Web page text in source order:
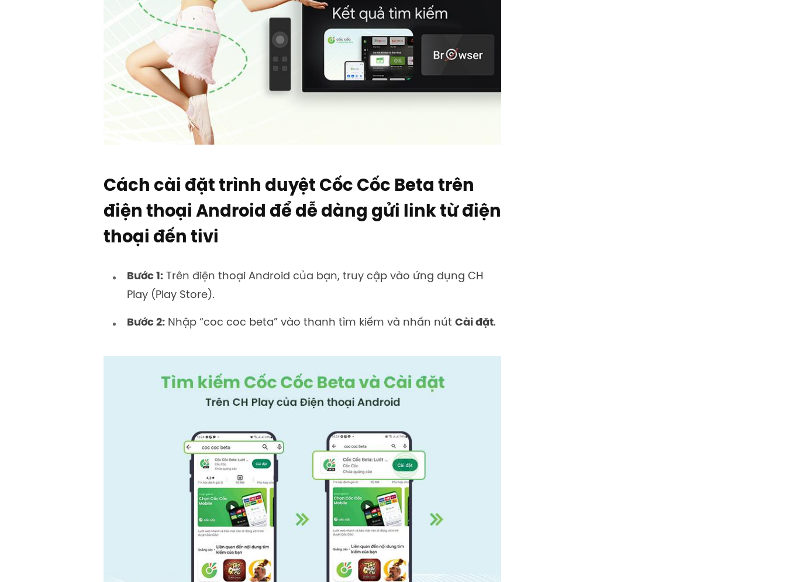
Cách cài đặt trình duyệt Cốc Cốc Beta trên
điện thoại Android để dễ dàng gửi link từđiện
thoại đến tivi
Bước 1: Trên điện thoại Android của bạn, truy cập vào ứng dụng CH
Play (Play Store).
Bước 2: Nhập “coc coc beta” vào thanh tìm kiếm và nhấn nút Cài đặt.